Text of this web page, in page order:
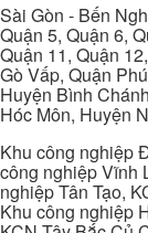
Sài Gòn - Bến
Quận 5, Quận 6,
Quận 11, Quận
Gò Vấp, Quận
Huyện Bình
Hóc Môn, Huyện
Khu công nghiệp
công nghiệp Vĩnh
nghiệp Tân Tạo,
Khu công nghiệp